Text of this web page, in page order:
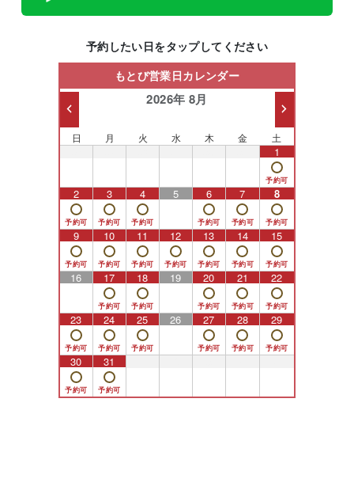
予約したい日をタップしてください
もとび営業日カレンダー
2026年 8月
日 月 火 水 木 金 土
1
2 3 4 5 6 7 8
9 10 11 12 13 14 15
16 17 18 19 20 21 22
23 24 25 26 27 28 29
30 31